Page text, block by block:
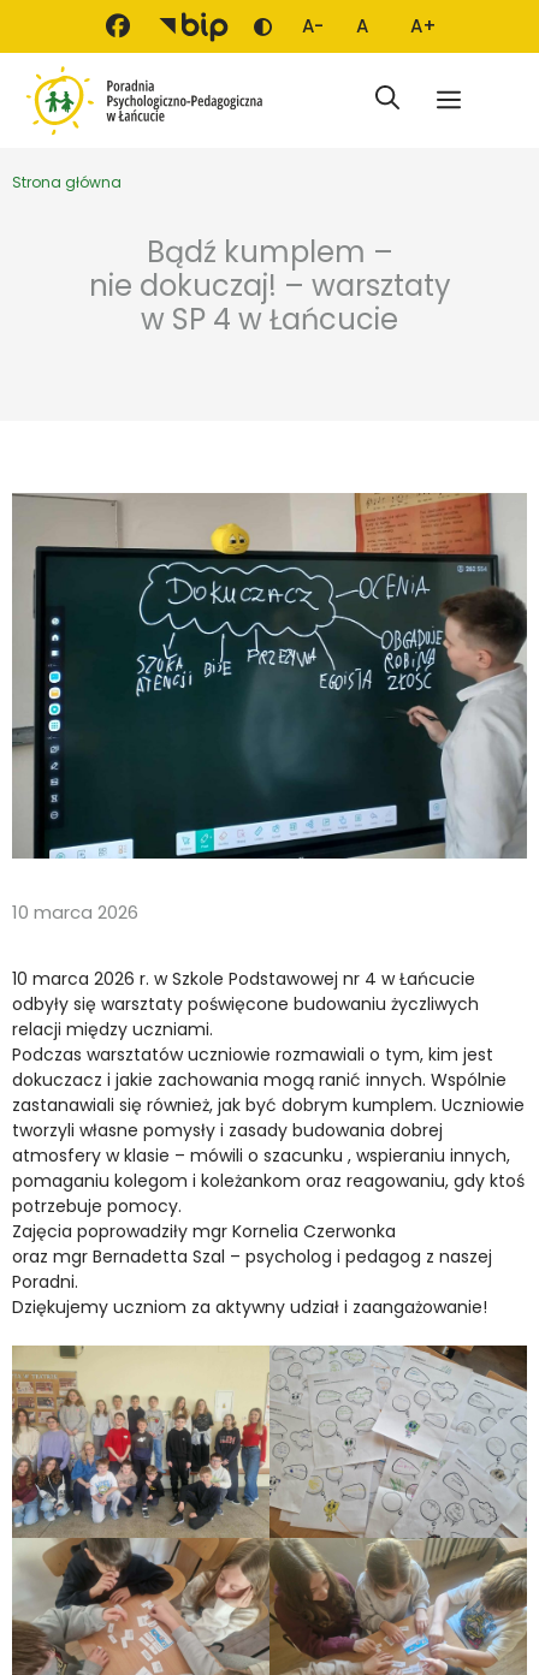
Przejdź do treści
Zmień kontrast
A-
Mniejsza czcionka
A
Domyślna czcionka
A+
Większa
Menu
Strona główna
Bądź kumplem –
nie dokuczaj! – warsztaty
w SP 4 w Łańcucie
10 marca 2026
10 marca 2026 r. w Szkole Podstawowej nr 4 w Łańcucie
odbyły się warsztaty poświęcone budowaniu życzliwych
relacji między uczniami.
Podczas warsztatów uczniowie rozmawiali o tym, kim jest
dokuczacz i jakie zachowania mogą ranić innych. Wspólnie
zastanawiali się również, jak być dobrym kumplem. Uczniowie
tworzyli własne pomysły i zasady budowania dobrej
atmosfery w klasie – mówili o szacunku , wspieraniu innych,
pomaganiu kolegom i koleżankom oraz reagowaniu, gdy ktoś
potrzebuje pomocy.
Zajęcia poprowadziły mgr Kornelia Czerwonka
oraz mgr Bernadetta Szal – psycholog i pedagog z naszej
Poradni.
Dziękujemy uczniom za aktywny udział i zaangażowanie!